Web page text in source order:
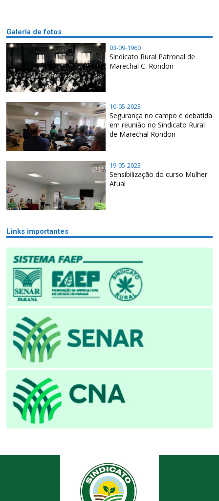
Galeria de fotos
03-09-1960
Sindicato Rural Patronal de
Marechal C. Rondon
10-05-2023
Segurança no campo é debatida
em reunião no Sindicato Rural
de Marechal Rondon
19-05-2023
Sensibilização do curso Mulher
Atual
Links importantes